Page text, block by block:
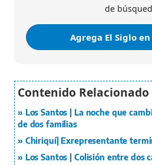
de
Agrega El Siglo
Los Santos | La noche que
de dos familias
Chiriquí| Exrepresentante
Los Santos | Colisión entre dos